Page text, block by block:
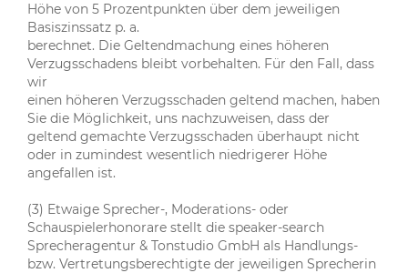
Höhe von 5 Prozentpunkten über dem jeweiligen
Basiszinssatz p. a.
berechnet. Die Geltendmachung eines höheren
Verzugsschadens bleibt vorbehalten. Für den Fall, dass
wir
einen höheren Verzugsschaden geltend machen, haben
Sie die Möglichkeit, uns nachzuweisen, dass der
geltend gemachte Verzugsschaden überhaupt nicht
oder in zumindest wesentlich niedrigerer Höhe
angefallen ist.
(3) Etwaige Sprecher-, Moderations- oder
Schauspielerhonorare stellt die speaker-search
Sprecheragentur & Tonstudio GmbH als Handlungs-
bzw. Vertretungsberechtigte der jeweiligen Sprecherin